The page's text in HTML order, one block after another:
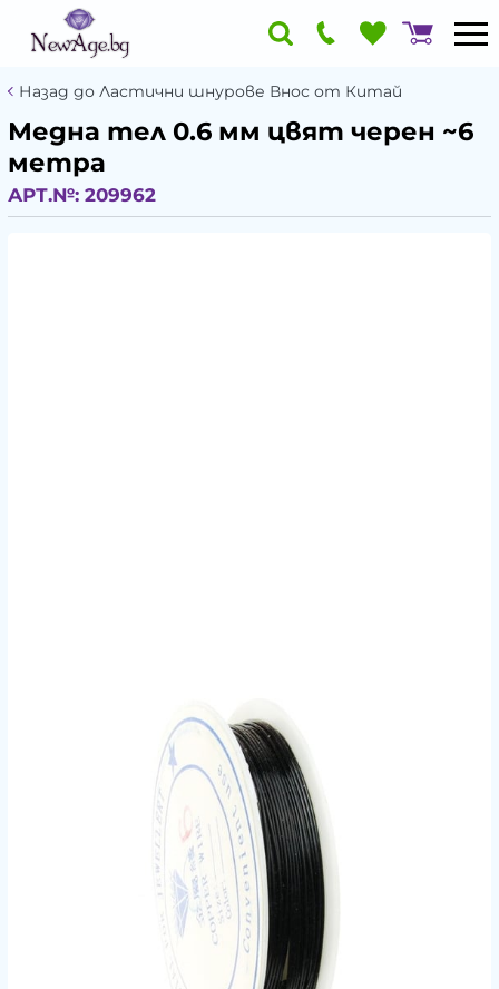
Назад до Ластични шнурове Внос от Китай
Медна тел 0.6 мм цвят черен ~6
метра
АРТ.№: 209962